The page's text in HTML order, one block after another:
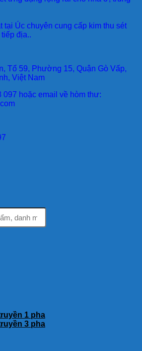
tại Úc chuyên cung cấp kim thu sét
địa..
Tổ 59, Phường 15, Quận Gò Vấp,
Việt Nam
hoặc email về hòm thư:
1 pha
3 pha